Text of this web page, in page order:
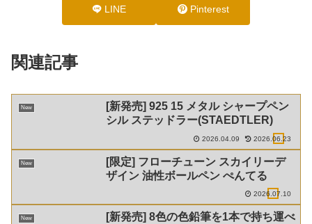
LINE Pinterest
関連記事
New
[新発売] 925 15 メタル シャープペン
シル ステッドラー(STAEDTLER)
2026.04.09 2026.06.23
New
[限定] フローチューン スカイリーデ
ザイン 油性ボールペン ぺんてる
2026.07.10
New
[新発売] 8色の色鉛筆を1本で持ち運べ